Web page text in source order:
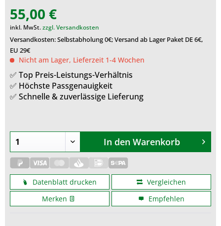
55,00 €
inkl. MwSt.zzgl. Versandkosten
Versandkosten: Selbstabholung 0€; Versand ab Lager Paket DE 6€,
EU 29€
Nicht am Lager, Lieferzeit 1-4 Wochen
✅ Top Preis-Leistungs-Verhältnis
✅ Höchste Passgenauigkeit
✅ Schnelle & zuverlässige Lieferung
In den Warenkorb
Datenblatt drucken
Vergleichen
Merken
Empfehlen